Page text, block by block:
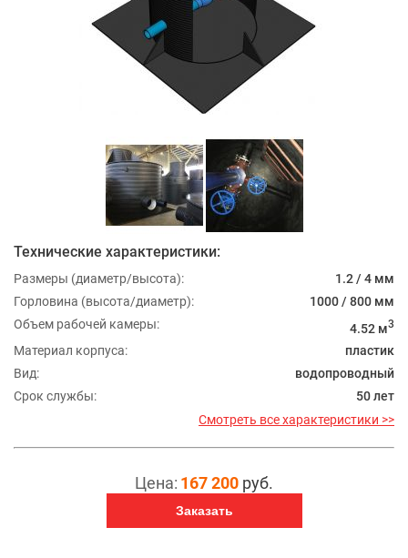
Технические характеристики:
Размеры (диаметр/высота):
1.2 / 4 мм
Горловина (высота/диаметр):
1000 / 800 мм
Объем рабочей камеры:
4.52 м3
Материал корпуса:
пластик
Вид:
водопроводный
Срок службы:
50 лет
Смотреть все характеристики >>
Цена: 167 200 руб.
Заказать